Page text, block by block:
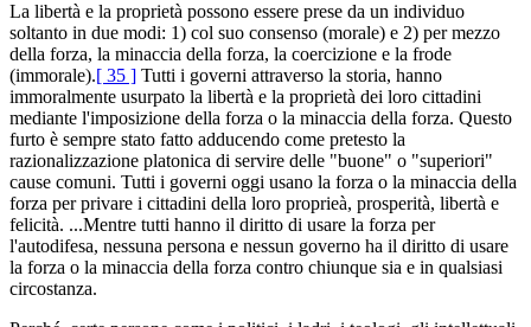
La libertà e la proprietà possono essere prese da un individuo
soltanto in due modi: 1) col suo consenso (morale) e 2) per mezzo
della forza, la minaccia della forza, la coercizione e la frode
(immorale).[ 35 ] Tutti i governi attraverso la storia, hanno
immoralmente usurpato la libertà e la proprietà dei loro cittadini
mediante l'imposizione della forza o la minaccia della forza. Questo
furto è sempre stato fatto adducendo come pretesto la
razionalizzazione platonica di servire delle "buone" o "superiori"
cause comuni. Tutti i governi oggi usano la forza o la minaccia della
forza per privare i cittadini della loro proprieà, prosperità, libertà e
felicità. ...Mentre tutti hanno il diritto di usare la forza per
l'autodifesa, nessuna persona e nessun governo ha il diritto di usare
la forza o la minaccia della forza contro chiunque sia e in qualsiasi
circostanza.